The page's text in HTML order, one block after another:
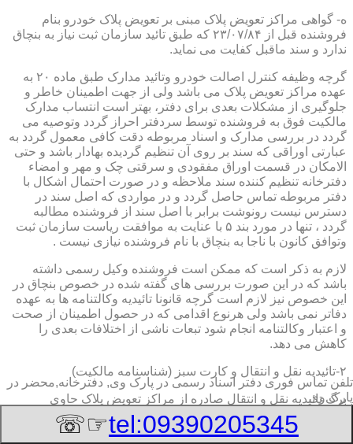
ه- گواهی مراکز تعویض پلاک مبنی بر تعویض پلاک خودرو بنام
فروشنده قبل از ۲۳/۰۷/۸۴ که طبق تائید سازمان ثبت نیاز به بنچاق
ندارد و سند ماقبل کفایت می نماید.
گرچه وظیفه کنترل اصالت خودرو وتائید مدارک طبق ماده ۲۰ به
عهده مراکز تعویض پلاک می باشد ولی از جهت اطمینان خاطر و
جلوگیری از مشکلات بعدی برای دفتر، بهتر است انتساب مدارک
مالکیت فوق به فروشنده توسط سردفتر احراز گردد وتوصیه می
گردد در بررسی مدارک و اسناد مربوطه دقت کافی معمول گردد به
عبارتی اوراقی که سند بر روی آن تنظیم گردیده بهادار باشد و حتی
الامکان در قسمت اوراق مفقودی و سرقتی چک و مهر و امضاء
دفترخانه تنظیم کننده سند ملاحظه و در صورت احتمال اشکال با
دفتر مربوطه تماس حاصل گردد و در مواردی که اصل سند در
دسترس نیست رونوشت برابر با اصل سند از فروشنده مطالبه
گردد ، تنها در مورد بند ۵ با عنایت به موافقت ریاست سازمان ثبت
وتوافق کانون با ناجا به بنچاق با نام فروشنده نیازی نیست .
لازم به ذکر است که ممکن است فروشنده وکیل رسمی داشته
باشد که در این صورت بررسی های گفته شده در خصوص بنچاق در
این خصوص نیز لازم است گرچه قانونا تائیدیه وکالتنامه ها به عهده
دفاتر نمی باشد ولی هرنوع اقدامی که در حصول اطمینان از صحت
و اعتبار وکالتنامه انجام شود تبعات ناشی از اختلافات بعدی را
کاهش می دهد.
۲-تائیدیه نقل و انتقال و کارت سبز (شناسنامه مالکیت)
برگ تائیدیه نقل و انتقال صادره از مراکز تعویض پلاک حاوی
مشخصات کامل خودرو اعم از نوع ، سیستم ، مدل ، رنگ ، شماره
تلفن تماس فوری دفتر اسناد رسمی در پارک وی, دفترخانه,محضر در
پارک وی
tel:09390205345
☞☏